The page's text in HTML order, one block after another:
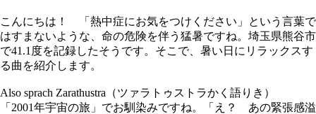
こんにちは！ 「熱中症にお気をつけください」という言葉で
はすまないような、命の危険を伴う猛暑ですね。埼玉県熊谷市
で41.1度を記録したそうです。そこで、暑い日にリラックスす
る曲を紹介します。
Also sprach Zarathustra（ツァラトゥストラかく語りき）
「2001年宇宙の旅」でお馴染みですね。「え？ あの緊張感溢